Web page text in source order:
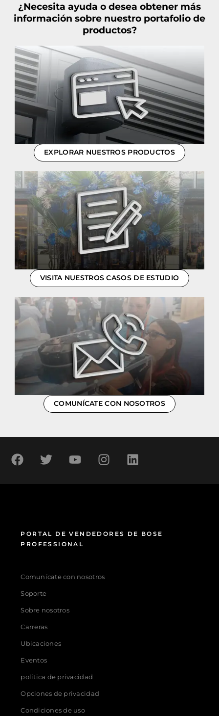
¿Necesita ayuda o desea obtener más
información sobre nuestro portafolio de
productos?
EXPLORAR NUESTROS PRODUCTOS
VISITA NUESTROS CASOS DE ESTUDIO
COMUNÍCATE CON NOSOTROS
PORTAL DE VENDEDORES DE BOSE
PROFESSIONAL
Comunícate con nosotros
Soporte
Sobre nosotros
Carreras
Ubicaciones
Eventos
política de privacidad
Opciones de privacidad
Condiciones de uso